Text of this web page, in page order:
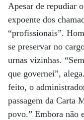
Apesar de repudiar
expoente dos
“profissionais”.
se preservar no
urnas vizinhas.
que governei”,
feito, o
passagem da Carta
povo.” Embora não